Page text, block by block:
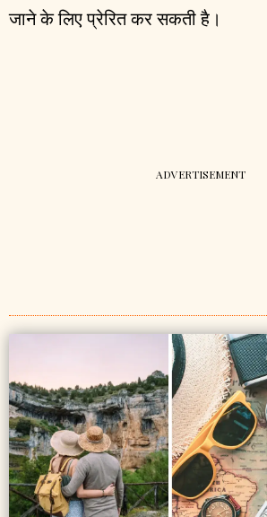
जाने के लिए प्रेरित कर सकती है।